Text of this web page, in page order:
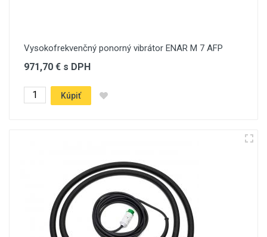
Vysokofrekvenčný ponorný vibrátor ENAR M 7 AFP
971,70 € s DPH
Kúpiť